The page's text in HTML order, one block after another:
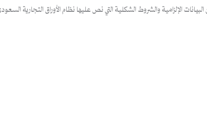
الإلزامية والشروط الشكلية التي نص عليها نظام الأوراق التجارية